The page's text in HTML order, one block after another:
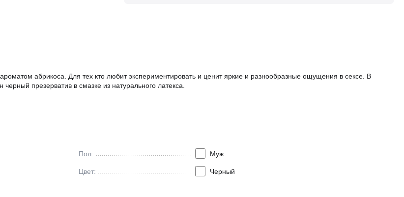
абрикоса. Для тех кто любит экспериментировать и ценит яркие и разнообразные ощущения в сексе. В
презерватив в смазке из натурального латекса.
Пол: Муж
Цвет: Черный